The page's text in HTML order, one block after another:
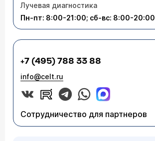
Лучевая диагностика
Пн-пт: 8:00-21:00; сб-вс: 8:00-20:00
+7 (495) 788 33 88
info@celt.ru
Сотрудничество для партнеров